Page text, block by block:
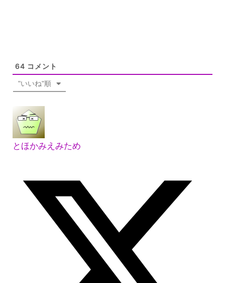
64 コメント
"いいね"順
とほかみえみため